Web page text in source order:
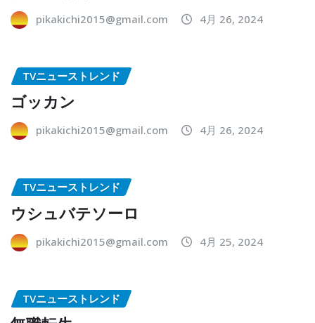
pikakichi2015@gmail.com 4月 26, 2024
TVニューストレンド
ゴッカン
pikakichi2015@gmail.com 4月 26, 2024
TVニューストレンド
ウシュバテソーロ
pikakichi2015@gmail.com 4月 25, 2024
TVニューストレンド